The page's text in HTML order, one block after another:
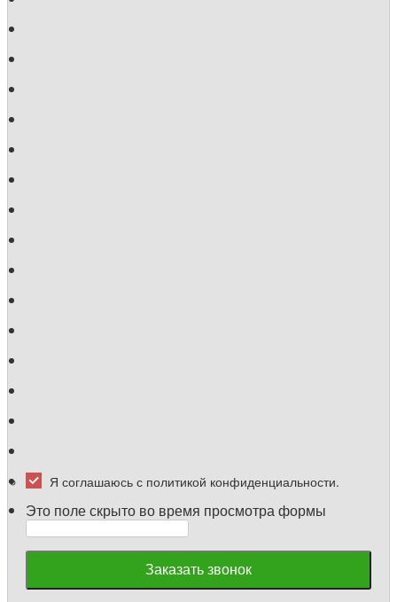
Я соглашаюсь с политикой конфиденциальности.
Это поле скрыто во время просмотра формы